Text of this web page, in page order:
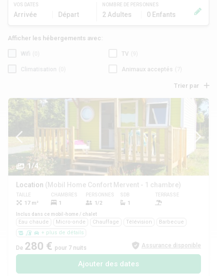
VOS DATES
Arrivée Départ
NOMBRE DE PERSONNES
2 Adultes 0 Enfants
Afficher les hébergements avec:
Wifi TV
Climatisation Animaux acceptés
Trier par
1/4
Location (Mobil Home Confort Mervent - 1 chambre)
TAILLE
17 m²
CHAMBRES
1
PERSONNES
1/2
SDB
1
TERRASSE
Inclus dans ce mobil-home / chalet
Eau chaude Micro-onde Chauffage Télévision
Barbecue
+ plus de détails
De 280 € pour 7 nuits Assurance disponible
Ajouter des dates